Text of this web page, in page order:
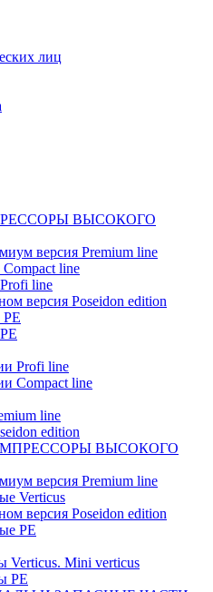
лиц
ВЫСОКОГО
версия Premium line
line
line
версия Poseidon edition
Profi line
Compact line
line
edition
ВЫСОКОГО
версия Premium line
Verticus
версия Poseidon edition
PE
Verticus. Mini verticus
PE